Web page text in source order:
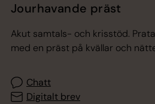
Jourhavande präst
Akut samtals- och krisstöd.
med en präst på kvällar och
Chatt
Digitalt brev